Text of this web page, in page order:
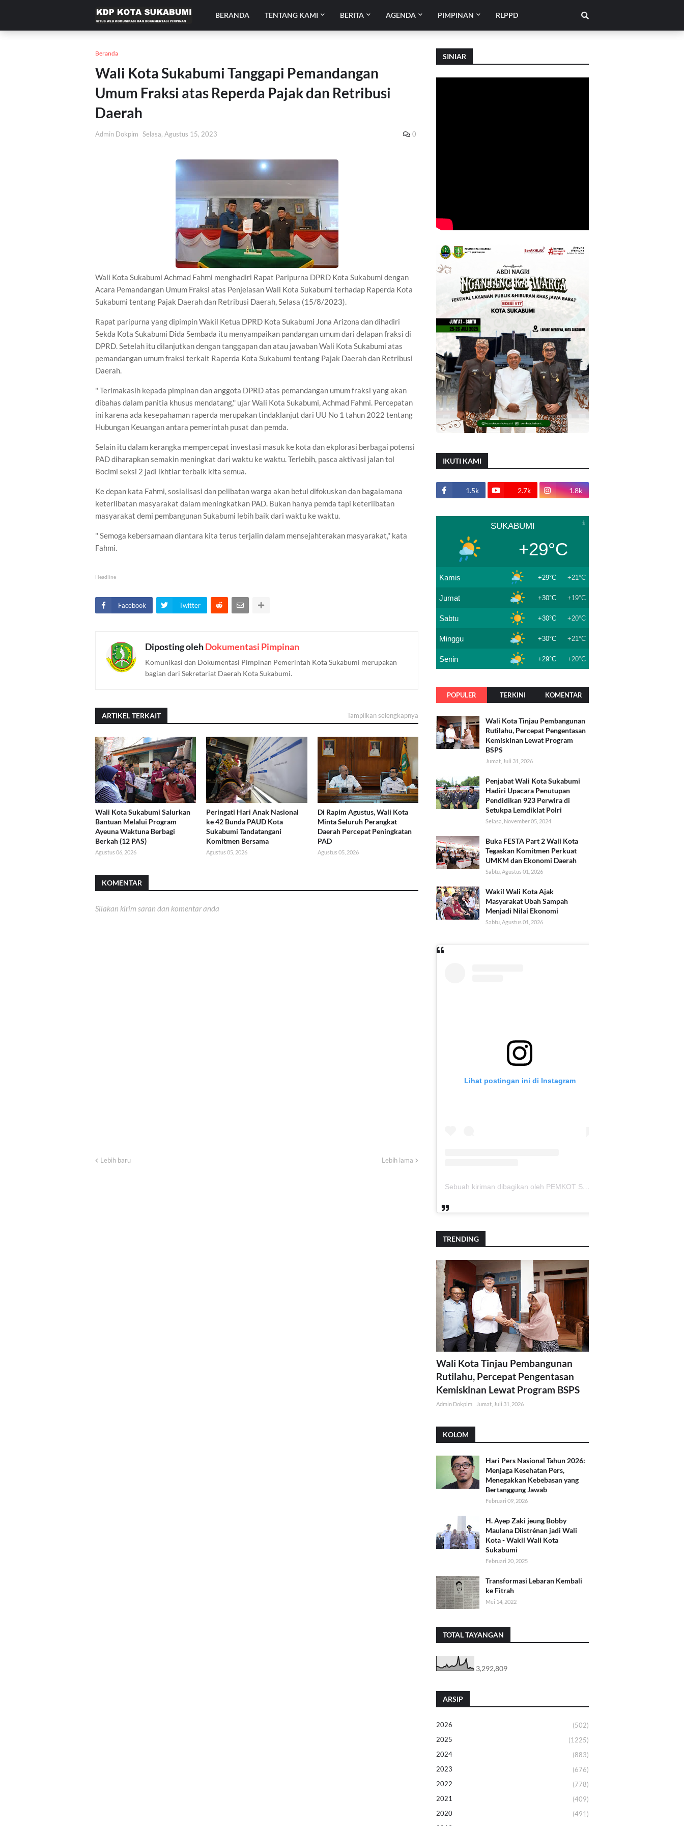
BERANDA TENTANG KAMI BERITA AGENDA PIMPINAN RLPPD
Beranda
Wali Kota Sukabumi Tanggapi Pemandangan
Umum Fraksi atas Reperda Pajak dan Retribusi
Daerah
Admin Dokpim Selasa, Agustus 15, 2023 0
Wali Kota Sukabumi Achmad Fahmi menghadiri Rapat Paripurna DPRD Kota Sukabumi dengan
Acara Pemandangan Umum Fraksi atas Penjelasan Wali Kota Sukabumi terhadap Raperda Kota
Sukabumi tentang Pajak Daerah dan Retribusi Daerah, Selasa (15/8/2023).
Rapat paripurna yang dipimpin Wakil Ketua DPRD Kota Sukabumi Jona Arizona dan dihadiri
Sekda Kota Sukabumi Dida Sembada itu menyampaikan pandangan umum dari delapan fraksi di
DPRD. Setelah itu dilanjutkan dengan tanggapan dan atau jawaban Wali Kota Sukabumi atas
pemandangan umum fraksi terkait Raperda Kota Sukabumi tentang Pajak Daerah dan Retribusi
Daerah.
'' Terimakasih kepada pimpinan dan anggota DPRD atas pemandangan umum fraksi yang akan
dibahas dalam panitia khusus mendatang,'' ujar Wali Kota Sukabumi, Achmad Fahmi. Percepatan
ini karena ada kesepahaman raperda merupakan tindaklanjut dari UU No 1 tahun 2022 tentang
Hubungan Keuangan antara pemerintah pusat dan pemda.
Selain itu dalam kerangka mempercepat investasi masuk ke kota dan ekplorasi berbagai potensi
PAD diharapkan semakin meningkat dari waktu ke waktu. Terlebih, pasca aktivasi jalan tol
Bocimi seksi 2 jadi ikhtiar terbaik kita semua.
Ke depan kata Fahmi, sosialisasi dan pelibatan warga akan betul difokuskan dan bagaiamana
keterlibatan masyarakat dalam meningkatkan PAD. Bukan hanya pemda tapi keterlibatan
masyarakat demi pembangunan Sukabumi lebih baik dari waktu ke waktu.
'' Semoga kebersamaan diantara kita terus terjalin dalam mensejahterakan masyarakat,'' kata
Fahmi.
Headline
Facebook Twitter
Diposting olehDokumentasi Pimpinan
Komunikasi dan Dokumentasi Pimpinan Pemerintah Kota Sukabumi merupakan
bagian dari Sekretariat Daerah Kota Sukabumi.
ARTIKEL TERKAIT Tampilkan selengkapnya
Wali Kota Sukabumi Salurkan
Bantuan Melalui Program
Ayeuna Waktuna Berbagi
Berkah (12 PAS)
Agustus 06, 2026
Peringati Hari Anak Nasional
ke 42 Bunda PAUD Kota
Sukabumi Tandatangani
Komitmen Bersama
Agustus 05, 2026
Di Rapim Agustus, Wali Kota
Minta Seluruh Perangkat
Daerah Percepat Peningkatan
PAD
Agustus 05, 2026
KOMENTAR
Silakan kirim saran dan komentar anda
Lebih baru Lebih lama
SINIAR
IKUTI KAMI
1.5k 2.7k 1.8k
SUKABUMI
+29°C
Kamis +29°C +21°C
Jumat +30°C +19°C
Sabtu +30°C +20°C
Minggu +30°C +21°C
Senin +29°C +20°C
POPULER TERKINI KOMENTAR
Wali Kota Tinjau Pembangunan
Rutilahu, Percepat Pengentasan
Kemiskinan Lewat Program
BSPS
Jumat, Juli 31, 2026
Penjabat Wali Kota Sukabumi
Hadiri Upacara Penutupan
Pendidikan 923 Perwira di
Setukpa Lemdiklat Polri
Selasa, November 05, 2024
Buka FESTA Part 2 Wali Kota
Tegaskan Komitmen Perkuat
UMKM dan Ekonomi Daerah
Sabtu, Agustus 01, 2026
Wakil Wali Kota Ajak
Masyarakat Ubah Sampah
Menjadi Nilai Ekonomi
Sabtu, Agustus 01, 2026
Lihat postingan ini di Instagram
Sebuah kiriman dibagikan oleh PEMKOT SUKABUMI (@pemkotsukabumi_)
TRENDING
Wali Kota Tinjau Pembangunan
Rutilahu, Percepat Pengentasan
Kemiskinan Lewat Program BSPS
Admin Dokpim Jumat, Juli 31, 2026
KOLOM
Hari Pers Nasional Tahun 2026:
Menjaga Kesehatan Pers,
Menegakkan Kebebasan yang
Bertanggung Jawab
Februari 09, 2026
H. Ayep Zaki jeung Bobby
Maulana Diistrénan jadi Wali
Kota - Wakil Wali Kota
Sukabumi
Februari 20, 2025
Transformasi Lebaran Kembali
ke Fitrah
Mei 14, 2022
TOTAL TAYANGAN
3,292,809
ARSIP
2026
(502)
2025
(1225)
2024
(883)
2023
(676)
2022
(778)
2021
(409)
2020
(491)